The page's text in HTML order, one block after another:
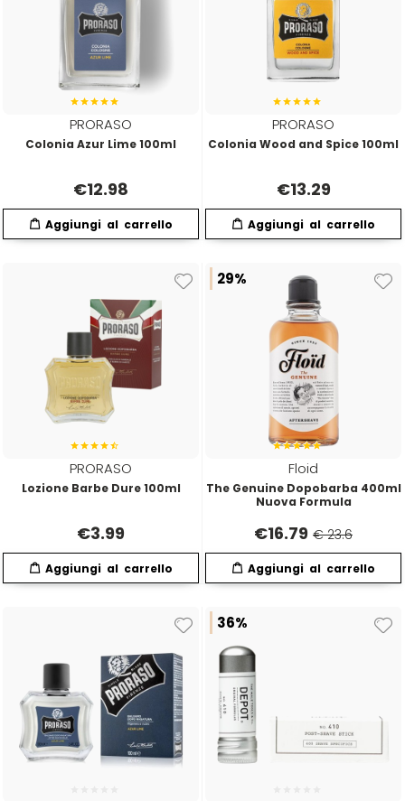
Artego
Arya
Ascèt
Astra
Aurore
Colorpack
Comprof
Corioliss
Cosmethic
Davines
Depot
Directions
Diva
Dr.K Soap Company
Edelstein
Eksperience
Elgon
Elios
Estas
Estiwell
Eugène Perma
Euro Marbel
Euro Stil
Emulsioni Ossidanti
Emulsioni Permanenti
PRORASO
Colonia Azur Lime 100ml
€12.98
PRORASO
Colonia Wood and Spice 100ml
€13.29
PRORASO
Lozione Barbe Dure 100ml
€3.99
29%
Floid
The Genuine Dopobarba 400ml
Nuova Formula
€16.79 € 23.6
36%